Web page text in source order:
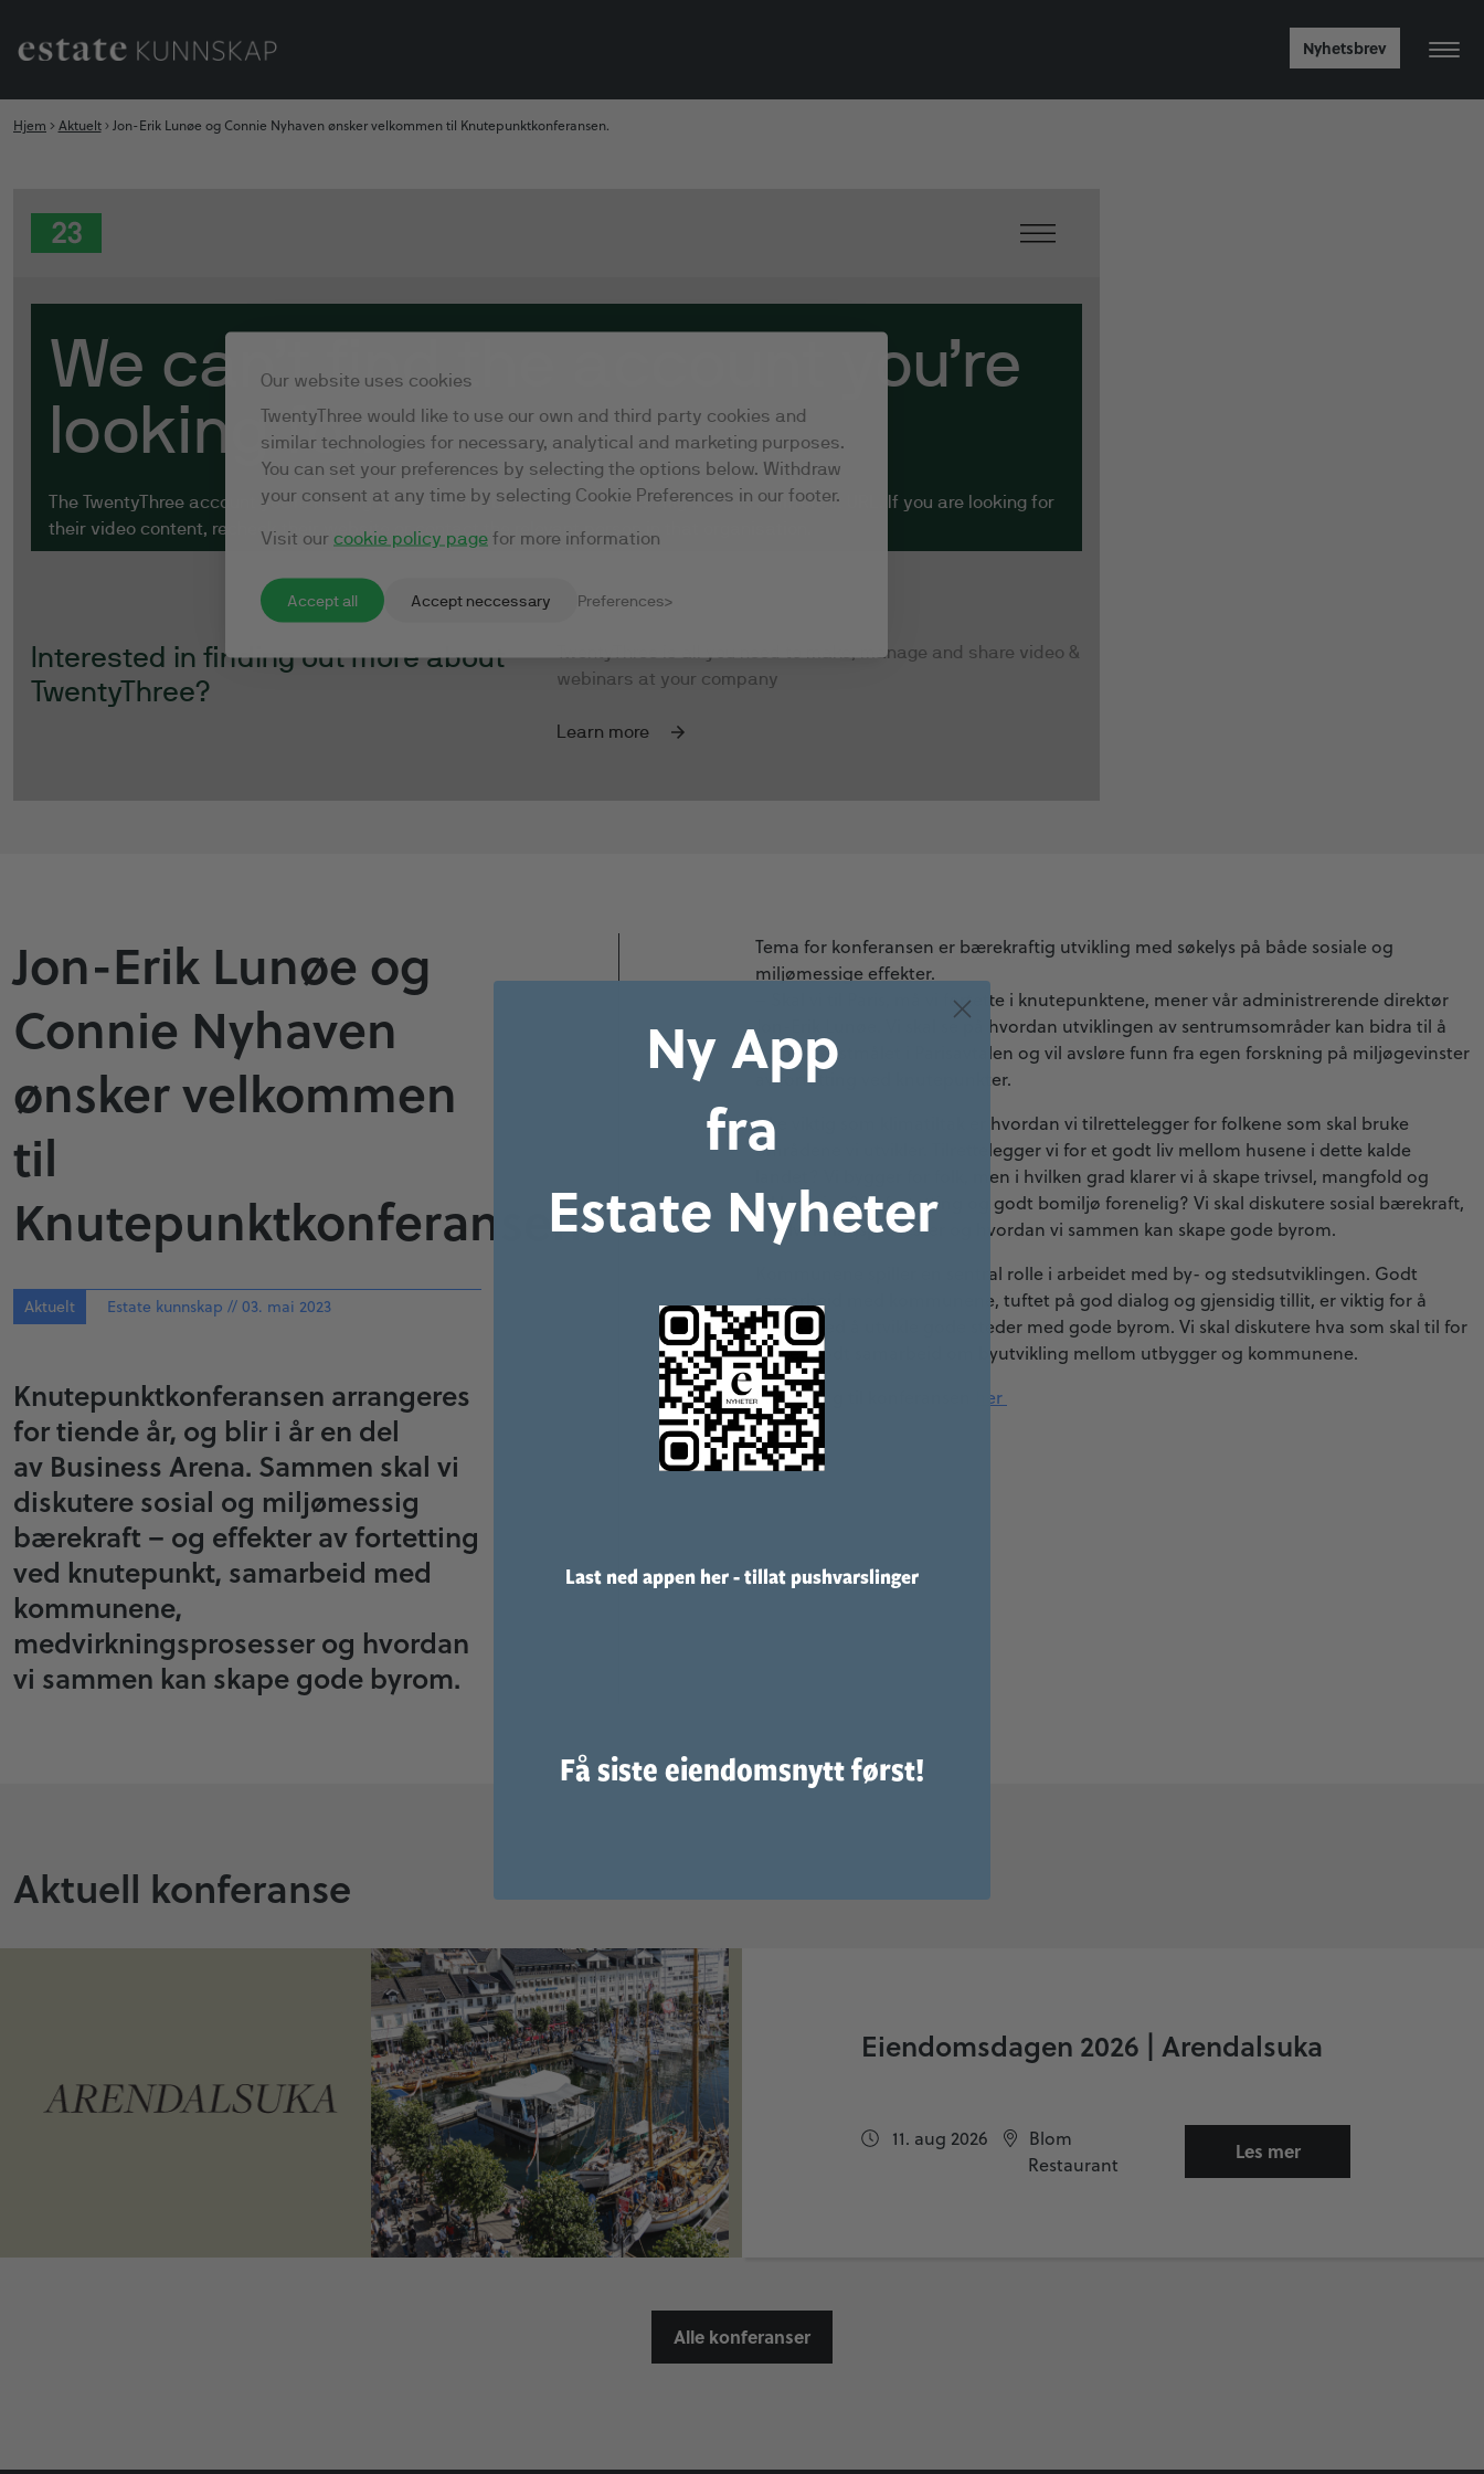
Nyhetsbrev
Hjem Aktuelt Jon-Erik Lunøe og Connie Nyhaven ønsker velkommen til Knutepunktkonferansen.
Jon-Erik Lunøe og
Connie Nyhaven
ønsker velkommen
til
Knutepunktkonferansen.
Aktuelt Estate kunnskap // 03. mai 2023
Knutepunktkonferansen arrangeres
for tiende år, og blir i år en del
av Business Arena. Sammen skal vi
diskutere sosial og miljømessig
bærekraft – og effekter av fortetting
ved knutepunkt, samarbeid med
kommunene,
medvirkningsprosesser og hvordan
vi sammen kan skape gode byrom.
Tema for konferansen er bærekraftig utvikling med søkelys på både sosiale og
miljømessige effekter.
– Skal vi til Paris, må vi fortette i knutepunktene, mener vår administrerende direktør
Jon-Erik Lunøe. Vi skal se på hvordan utviklingen av sentrumsområder kan bidra til å
nå nullvekstmålet i Parisavtalen og vil avsløre funn fra egen forskning på miljøgevinster
av fortetting ved knutepunkter.
Like viktig som klimatiltak er hvordan vi tilrettelegger for folkene som skal bruke
områdene vi utvikler. Tilrettelegger vi for et godt liv mellom husene i dette kalde
landet? Vi bygger for folk, men i hvilken grad klarer vi å skape trivsel, mangfold og
inkludering? Er fortetting og godt bomiljø forenelig? Vi skal diskutere sosial bærekraft,
medvirkningsprosesser og hvordan vi sammen kan skape gode byrom.
Kommunene spiller en sentral rolle i arbeidet med by- og stedsutviklingen. Godt
samarbeid med kommunene, tuftet på god dialog og gjensidig tillit, er viktig for å
lykkes med å utvikle gode steder med gode byrom. Vi skal diskutere hva som skal til for
å få et godt samarbeid om byutvikling mellom utbygger og kommunene.
Påmelding til konferansen
her
Aktuell konferanse
Eiendomsdagen 2026 | Arendalsuka
11. aug 2026
Blom
Restaurant
Les mer
Alle konferanser
Ny App
fra
Estate Nyheter
Last ned appen her - tillat pushvarslinger
Få siste eiendomsnytt først!